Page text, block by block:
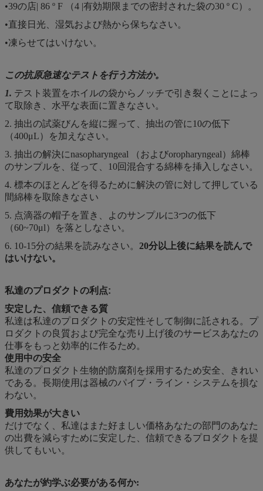
•39の店| 86 º F （4 |有効期限までの密封された袋の30 º C）。
•直接日光、湿気および熱から保ちなさい。
•凍らせてはいけない。
この抗原急速なテストを行う方法か。
1. テスト装置をホイルの袋からノッチで引き裂くことによっ
て取除き、水平な表面に置きなさい。
2. 抽出の試薬びんを縦に握って、抽出の管に10の低下
（400μL）を加えなさい。
3. 抽出の解決にnasopharyngeal （およびoropharyngeal）綿棒
のサンプルを、従って、10回混合する綿棒を挿入しなさい。
4. 標本のほとんどを得るために解決の管に対して押している
間綿棒を取除きなさい
5. 点滴器の帽子を置き、よのサンプルに3つの低下
（60~70μl）を落としなさい。
6. 10-15分の結果を読みなさい。 20分以上後に結果を読んで
はいけない。
私達のプロダクトの利点:
安定した、信頼できる質
私達は私達のプロダクトの安定性そして制御に託される。プ
ロダクトの良質および完全な売り上げ後のサービスあなたの
仕事をもっと効率的に作るため。
使用中の安全
私達のプロダクト生物的防腐剤を採用するため安全、きれい
である。長期使用は器械のパイプ・ライン・システムを損な
わない。
費用効果が大きい
だけでなく、私達はまた好ましい価格あなたの部門のあなた
の出費を減らすために安定した、信頼できるプロダクトを提
供してもいい。
あなたが約学ぶ必要がある何か: